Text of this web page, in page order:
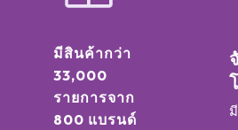
มีสินค้ากว่า
33,000
รายการจาก
800 แบรนด์